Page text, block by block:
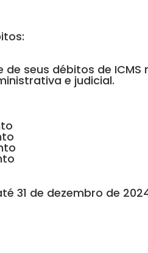
seus débitos de ICMS
e judicial.
31 de dezembro de